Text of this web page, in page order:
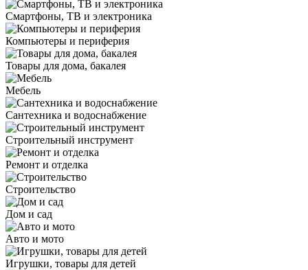
Смартфоны, ТВ и электроника
Компьютеры и периферия
Товары для дома, бакалея
Мебель
Сантехника и водоснабжение
Строительный инструмент
Ремонт и отделка
Строительство
Дом и сад
Авто и мото
Игрушки, товары для детей